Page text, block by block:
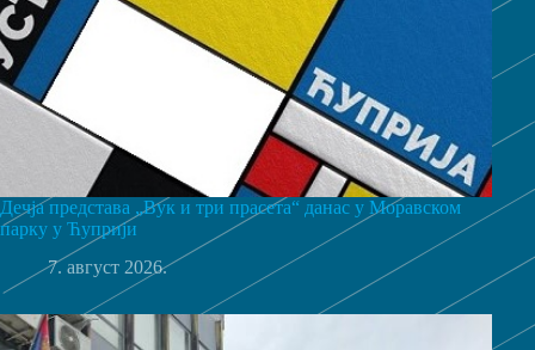
Дечја представа „Вук и три прасета“ данас у Моравском
парку у Ћуприји
7. август 2026.